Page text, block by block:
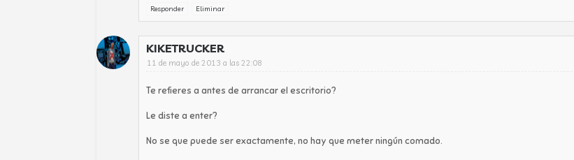
Responder Eliminar
KIKETRUCKER
11 de mayo de 2013 a las 22:08
Te refieres a antes de arrancar el escritorio?
Le diste a enter?
No se que puede ser exactamente, no hay que meter ningún comado.